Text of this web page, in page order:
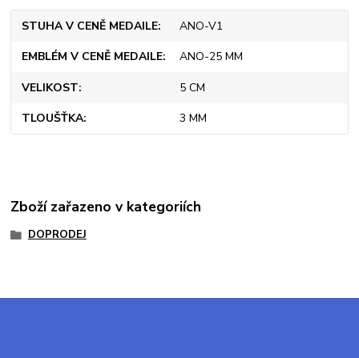
STUHA V CENĚ MEDAILE ANO-V1
EMBLÉM V CENĚ MEDAILE ANO-25 MM
VELIKOST 5 CM
TLOUŠŤKA 3 MM
Zboží zařazeno v kategoriích
DOPRODEJ